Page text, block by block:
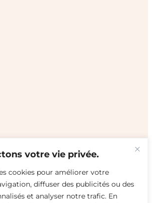
votre vie privée.
cookies pour améliorer votre
diffuser des publicités ou des
et analyser notre trafic. En
d’articles et d’idées
du monde textile et passer à